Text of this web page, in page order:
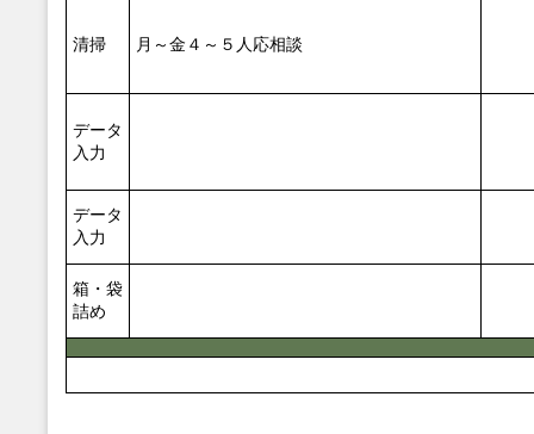
清掃 月～金４～５人応相談
データ
入力
データ
入力
箱・袋
詰め